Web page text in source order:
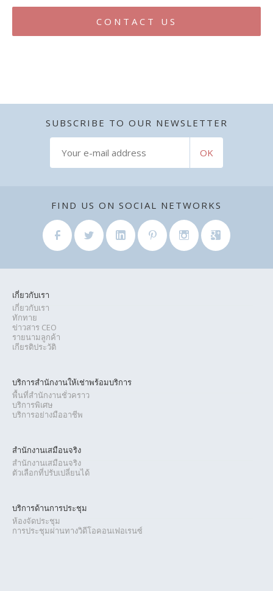
SUBSCRIBE TO OUR NEWSLETTER
FIND US ON SOCIAL NETWORKS
เกี่ยวกับเรา
เกี่ยวกับเรา
ทักทาย
ข่าวสาร CEO
รายนามลูกค้า
เกียรติประวัติ
บริการสำนักงานให้เช่าพร้อมบริการ
พื้นที่สำนักงานชั่วคราว
บริการพิเศษ
บริการอย่างมืออาชีพ
สำนักงานเสมือนจริง
สำนักงานเสมือนจริง
ตัวเลือกที่ปรับเปลี่ยนได้
บริการด้านการประชุม
ห้องจัดประชุม
การประชุมผ่านทางวิดีโอคอนเฟอเรนซ์